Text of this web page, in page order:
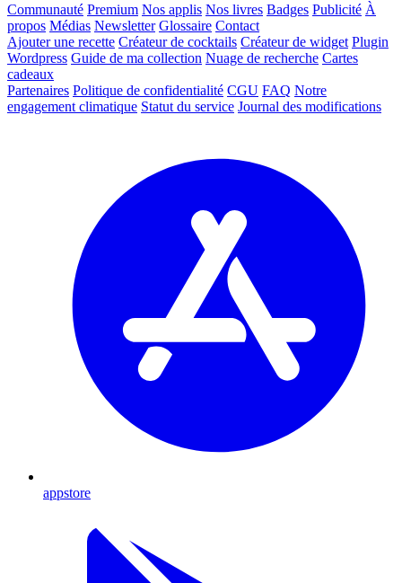
Communauté Premium Nos applis Nos livres Badges Publicité À
propos Médias Newsletter Glossaire Contact
Ajouter une recette Créateur de cocktails Créateur de widget Plugin
Wordpress Guide de ma collection Nuage de recherche Cartes
cadeaux
Partenaires Politique de confidentialité CGU FAQ Notre
engagement climatique Statut du service Journal des modifications
appstore